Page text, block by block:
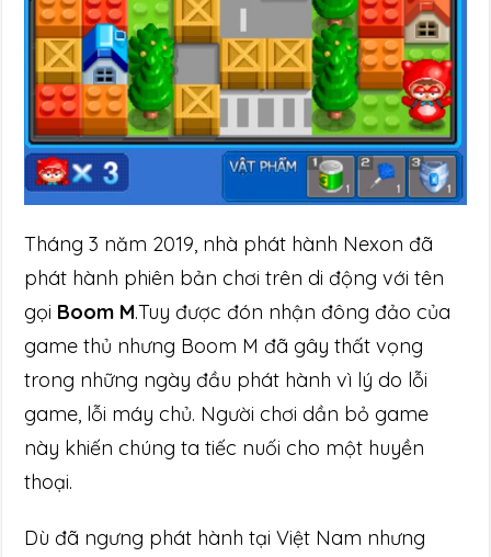
Tháng 3 năm 2019, nhà phát hành Nexon đã
phát hành phiên bản chơi trên di động với tên
gọi Boom M.Tuy được đón nhận đông đảo của
game thủ nhưng Boom M đã gây thất vọng
trong những ngày đầu phát hành vì lý do lỗi
game, lỗi máy chủ. Người chơi dần bỏ game
này khiến chúng ta tiếc nuối cho một huyền
thoại.
Dù đã ngưng phát hành tại Việt Nam nhưng